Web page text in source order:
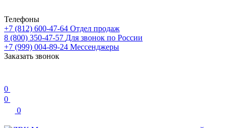
Телефоны
+7 (812) 600-47-64 Отдел продаж
8 (800) 350-47-57 Для звонок по России
+7 (999) 004-89-24 Мессенджеры
Заказать звонок
0
0
0